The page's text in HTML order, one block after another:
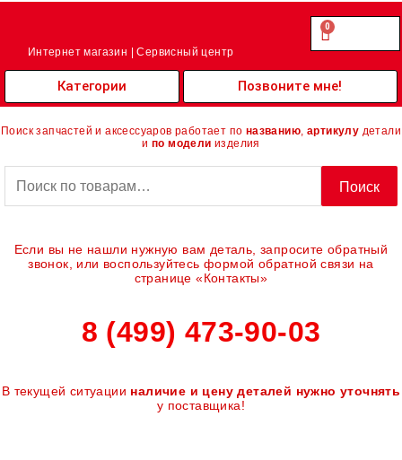
Интернет магазин | Сервисный центр
0.00
0
Cart
Категории Позвоните мне!
Поиск запчастей и аксессуаров работает по названию артикулу детали
и по модели изделия
Поиск
Если вы не нашли нужную вам деталь, запросите обратный
звонок, или воспользуйтесь формой обратной связи на
странице «Контакты»
8 (499) 473-90-03
В текущей ситуации наличие и цену деталей нужно уточнять
у поставщика!